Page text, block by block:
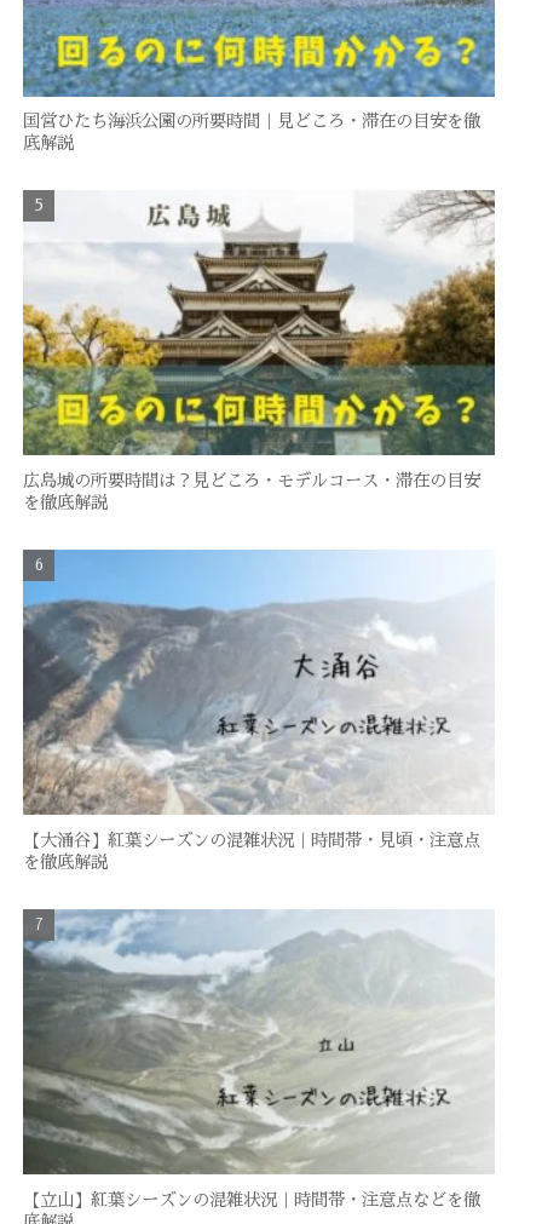
国営ひたち海浜公園の所要時間｜見どころ・滞在の目安を徹
底解説
広島城の所要時間は？見どころ・モデルコース・滞在の目安
を徹底解説
【大涌谷】紅葉シーズンの混雑状況｜時間帯・見頃・注意点
を徹底解説
【立山】紅葉シーズンの混雑状況｜時間帯・注意点などを徹